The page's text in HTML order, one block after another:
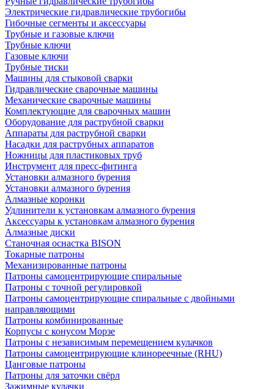
Электрические гидравлические трубогибы
Гибочные сегменты и аксессуары
Трубные и газовые ключи
Трубные ключи
Газовые ключи
Трубные тиски
Машины для стыковой сварки
Гидравлические сварочные машины
Механические сварочные машины
Комплектующие для сварочных машин
Оборудование для раструбной сварки
Аппараты для раструбной сварки
Насадки для раструбных аппаратов
Ножницы для пластиковых труб
Инструмент для пресс-фитинга
Установки алмазного бурения
Установки алмазного бурения
Алмазные коронки
Удлинители к установкам алмазного бурения
Аксессуары к установкам алмазного бурения
Алмазные диски
Станочная оснастка BISON
Токарные патроны
Механизированные патроны
Патроны самоцентрирующие спиральные
Патроны с точной регулировкой
Патроны самоцентрирующие спиральные с двойными
направляющими
Патроны комбинированные
Корпусы с конусом Морзе
Патроны с независимым перемещением кулачков
Патроны самоцентрирующие клинореечные (RHU)
Цанговые патроны
Патроны для заточки свёрл
Зажимные кулачки